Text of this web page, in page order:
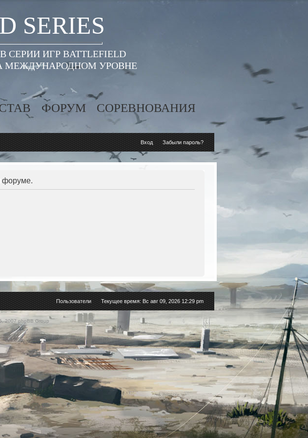
SERIES
ИГР BATTLEFIELD
НА МЕЖДУНАРОДНОМ УРОВНЕ
ФОРУМ
СОРЕВНОВАНИЯ
Вход Забыли пароль?
форуме.
Пользователи Текущее время: Вс авг 09, 2026 12:29 pm
2007 phpBB Group